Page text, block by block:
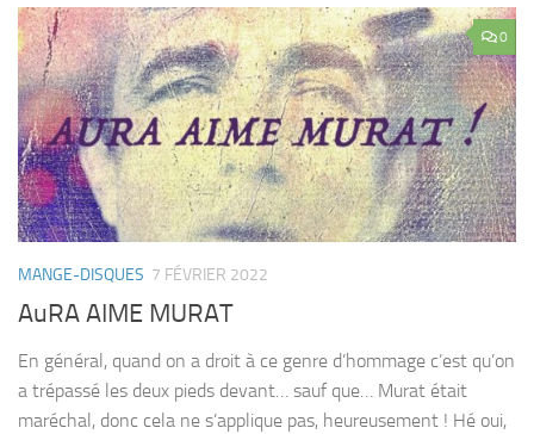
0
MANGE-DISQUES 7 FÉVRIER 2022
AuRA AIME MURAT
En général, quand on a droit à ce genre d’hommage c’est qu’on
a trépassé les deux pieds devant… sauf que… Murat était
maréchal, donc cela ne s’applique pas, heureusement ! Hé oui,